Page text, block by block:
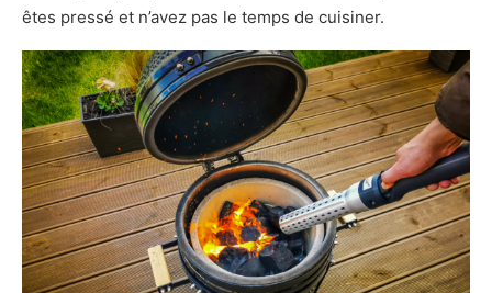
êtes pressé et n’avez pas le temps de cuisiner.